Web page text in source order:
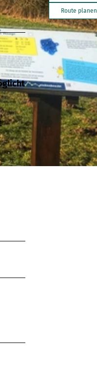
Route planen